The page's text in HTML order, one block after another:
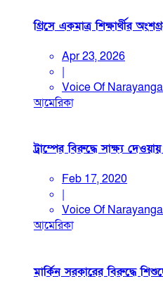
গ্রিসে একমাত্র শিক্ষার্থীর
Apr 23, 2026
|
Voice Of
আমেরিকা
ট্রাম্পের বিরুদ্ধে সাক্ষ্য
Feb 17, 2020
|
Voice Of
আমেরিকা
মার্কিন সরকারের বিরুদ্ধে